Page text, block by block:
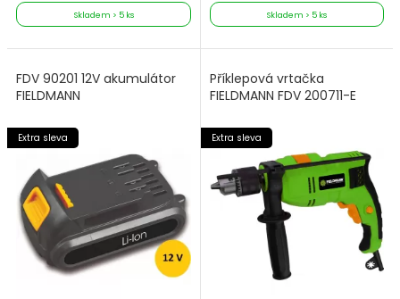
Skladem > 5 ks Skladem > 5 ks
FDV 90201 12V akumulátor
FIELDMANN
Extra sleva
Příklepová vrtačka
FIELDMANN FDV 200711-E
Extra sleva